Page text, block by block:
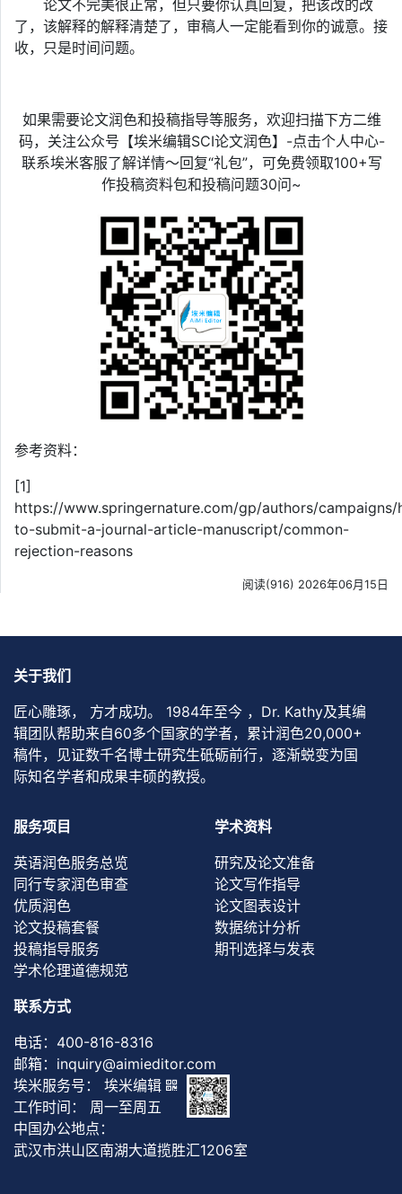
论文不完美很正常，但只要你认真回复，把该改的改
了，该解释的解释清楚了，审稿人一定能看到你的诚意。接
收，只是时间问题。
如果需要论文润色和投稿指导等服务，欢迎扫描下方二维
码，关注公众号【埃米编辑SCI论文润色】-点击个人中心-
联系埃米客服了解详情～回复“礼包”，可免费领取100+写
作投稿资料包和投稿问题30问~
参考资料：
[1]
https://www.springernature.com/gp/authors/
to-submit-a-journal-article-manuscript/common-
rejection-reasons
阅读(916) 2026年06月15日
关于我们
匠心雕琢， 方才成功。 1984年至今 ，Dr. Kathy及其编
辑团队帮助来自60多个国家的学者，累计润色20,000+
稿件，见证数千名博士研究生砥砺前行，逐渐蜕变为国
际知名学者和成果丰硕的教授。
服务项目
英语润色服务总览
同行专家润色审查
优质润色
论文投稿套餐
投稿指导服务
学术伦理道德规范
学术资料
研究及论文准备
论文写作指导
论文图表设计
数据统计分析
期刊选择与发表
联系方式
电话： 400-816-8316
邮箱： inquiry@aimieditor.com
埃米服务号： 埃米编辑
工作时间： 周一至周五
中国办公地点：
武汉市洪山区南湖大道揽胜汇1206室